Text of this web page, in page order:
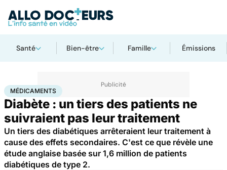
Santé Bien-être Famille Émissions
AccueilSantéMédicaments Médicaments
MÉDICAMENTS
Diabète : un tiers des patients ne
suivraient pas leur traitement
Un tiers des diabétiques arrêteraient leur traitement à
cause des effets secondaires. C'est ce que révèle une
étude anglaise basée sur 1,6 million de patients
diabétiques de type 2.